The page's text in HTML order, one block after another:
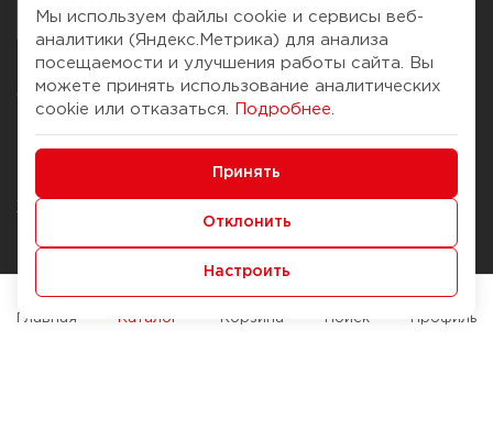
О компании
История Компании
Журнал
Наши марки
Брендирование
Помощь
Доставка и оплата
Способы оплаты
Служба контроля качества
Мы используем файлы cookie и сервисы веб-
аналитики (Яндекс.Метрика) для анализа
посещаемости и улучшения работы сайта. Вы
можете принять использование аналитических
cookie или отказаться.
Подробнее
Принять
Отклонить
Настроить
Главная Каталог Корзина Поиск Профиль